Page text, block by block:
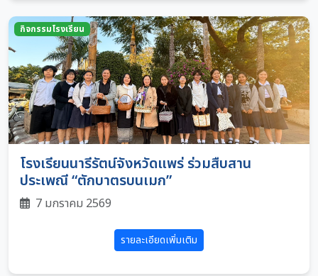
กิจกรรมโรงเรียน
โรงเรียนนารีรัตน์จังหวัดแพร่ ร่วมสืบสาน
ประเพณี “ตักบาตรบนเมก”
7 มกราคม 2569
รายละเอียดเพิ่มเติม